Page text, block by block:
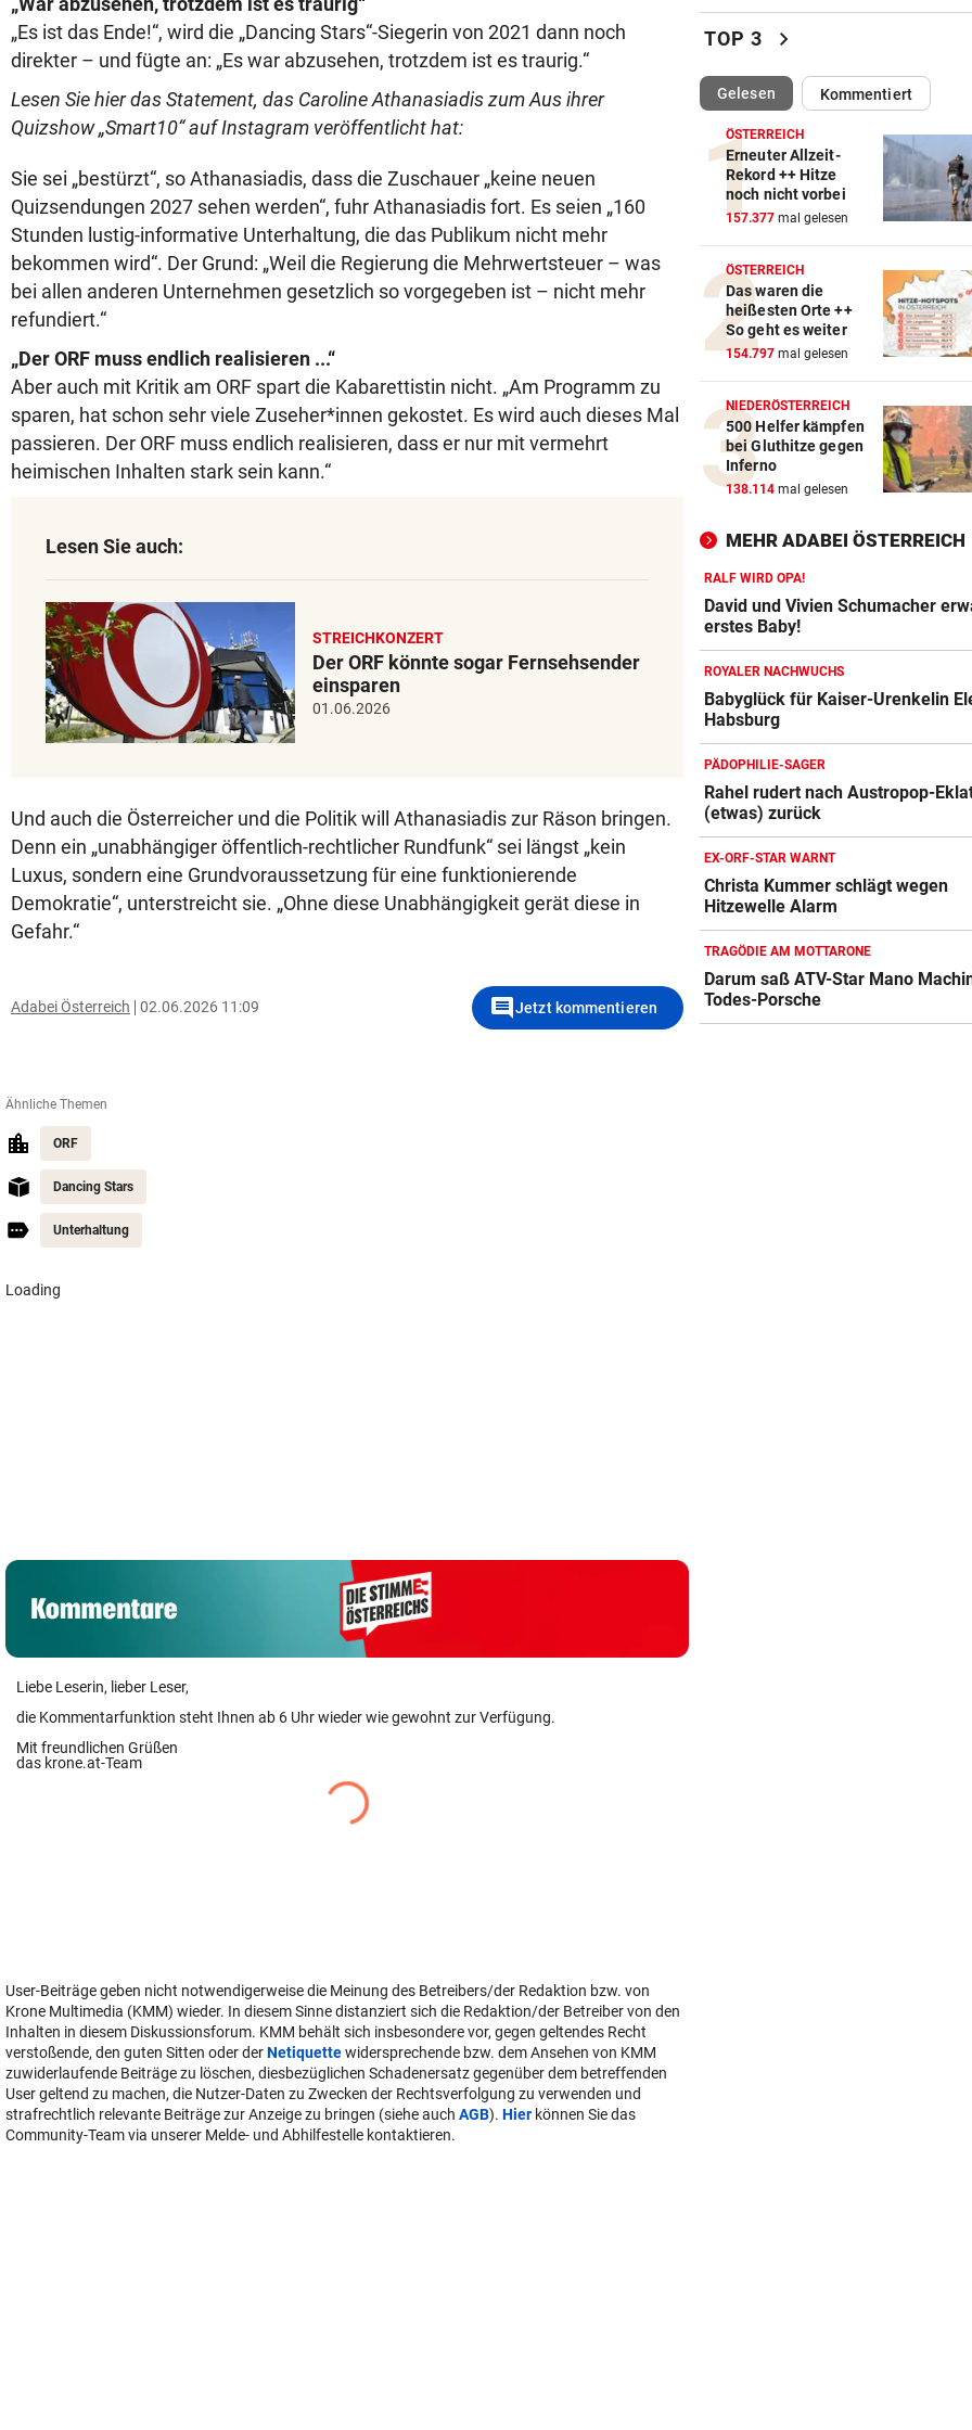
„Es ist das Ende!“, wird die „Dancing Stars“-Siegerin von 2021 dann noch
direkter – und fügte an: „Es war abzusehen, trotzdem ist es traurig.“
Lesen Sie hier das Statement, das Caroline Athanasiadis zum Aus ihrer
Quizshow „Smart10“ auf Instagram veröffentlicht hat:
Sie sei „bestürzt“, so Athanasiadis, dass die Zuschauer „keine neuen
Quizsendungen 2027 sehen werden“, fuhr Athanasiadis fort. Es seien „160
Stunden lustig-informative Unterhaltung, die das Publikum nicht mehr
bekommen wird“. Der Grund: „Weil die Regierung die Mehrwertsteuer – was
bei allen anderen Unternehmen gesetzlich so vorgegeben ist – nicht mehr
refundiert.“
„Der ORF muss endlich realisieren ...“
Aber auch mit Kritik am ORF spart die Kabarettistin nicht. „Am Programm zu
sparen, hat schon sehr viele Zuseher*innen gekostet. Es wird auch dieses Mal
passieren. Der ORF muss endlich realisieren, dass er nur mit vermehrt
heimischen Inhalten stark sein kann.“
Lesen Sie auch:
STREICHKONZERT
Der ORF könnte sogar Fernsehsender
einsparen
01.06.2026
Und auch die Österreicher und die Politik will Athanasiadis zur Räson bringen.
Denn ein „unabhängiger öffentlich-rechtlicher Rundfunk“ sei längst „kein
Luxus, sondern eine Grundvoraussetzung für eine funktionierende
Demokratie“, unterstreicht sie. „Ohne diese Unabhängigkeit gerät diese in
Gefahr.“
Adabei Österreich 02.06.2026 11:09 commentJetzt kommentieren
Ähnliche Themen
ORF
Dancing Stars
Unterhaltung
Liebe Leserin, lieber Leser,
die Kommentarfunktion steht Ihnen ab 6 Uhr wieder wie gewohnt zur Verfügung.
Mit freundlichen Grüßen
das krone.at-Team
User-Beiträge geben nicht notwendigerweise die Meinung des Betreibers/der Redaktion bzw. von
Krone Multimedia (KMM) wieder. In diesem Sinne distanziert sich die Redaktion/der Betreiber von den
Inhalten in diesem Diskussionsforum. KMM behält sich insbesondere vor, gegen geltendes Recht
verstoßende, den guten Sitten oder derNetiquettewidersprechende bzw. dem Ansehen von KMM
zuwiderlaufende Beiträge zu löschen, diesbezüglichen Schadenersatz gegenüber dem betreffenden
User geltend zu machen, die Nutzer-Daten zu Zwecken der Rechtsverfolgung zu verwenden und
strafrechtlich relevante Beiträge zur Anzeige zu bringen (siehe auch AGB). Hier können Sie das
Community-Team via unserer Melde- und Abhilfestelle kontaktieren.
Katzentöter-Anwalt: „Nie so
Hass begegnet“
TRUMP DROHT:
Lange Haftstrafen für
über Waffenengpässe
CONFERENCE LEAGUE vor
Sieg! Austria stößt die Tür
Play-off weit auf
MITTEN IN HITZEWELLE vor
Irre! Salzburg – Pafos wegen
Sintflut unterbrochen
RADSPORT
Reusser vor Ventoux-Etappe
weiter im Gelben Trikot
KEIN ARSENAL-WECHSEL vor
Vinicius Jr. verlängert bei
Madrid bis 2032
UKRAINISCHER ANGRIFF? vor
Vor Oman havarierter Tanker:
Ölkatastrophe droht
„VERSTEHE ICH NICHT“ vor
ÖFB-Kicker Wimmer packt
Morddrohungen aus
TOP 3 chevron_right
Gelesen(ausgewählt)Kommentiert
ÖSTERREICH
Erneuter Allzeit-
Rekord ++ Hitze
noch nicht vorbei
157.377 mal gelesen
ÖSTERREICH
Das waren die
heißesten Orte ++
So geht es weiter
154.797 mal gelesen
NIEDERÖSTERREICH
500 Helfer kämpfen
bei Gluthitze gegen
Inferno
138.114 mal gelesen
MEHR ADABEI ÖSTERREICH
RALF WIRD OPA!
David und Vivien Schumacher
erstes Baby!
ROYALER NACHWUCHS
Babyglück für Kaiser-Urenkelin
Habsburg
PÄDOPHILIE-SAGER
Rahel rudert nach Austropop-
(etwas) zurück
EX-ORF-STAR WARNT
Christa Kummer schlägt wegen
Hitzewelle Alarm
TRAGÖDIE AM MOTTARONE
Darum saß ATV-Star Mano
Todes-Porsche